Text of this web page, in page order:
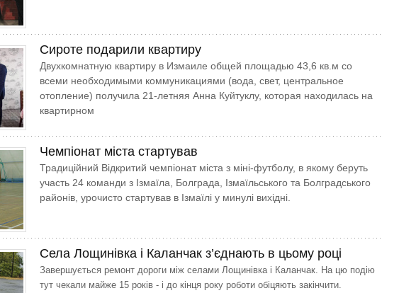
Сироте подарили квартиру
Двухкомнатную квартиру в Измаиле общей площадью 43,6 кв.м со
всеми необходимыми коммуникациями (вода, свет, центральное
отопление) получила 21-летняя Анна Куйтуклу, которая находилась на
квартирном
Чемпіонат міста стартував
Традиційний Відкритий чемпіонат міста з міні-футболу, в якому беруть
участь 24 команди з Ізмаїла, Болграда, Ізмаїльського та Болградського
районів, урочисто стартував в Ізмаїлі у минулі вихідні.
Села Лощинівка і Каланчак з’єднають в цьому році
Завершується ремонт дороги між селами Лощинівка і Каланчак. На цю подію
тут чекали майже 15 років - і до кінця року роботи обіцяють закінчити.